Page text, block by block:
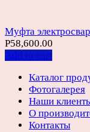
Муфта
Р58,600.00
Add to cart
Каталог
Фотогалерея
Наши
О
Контакты